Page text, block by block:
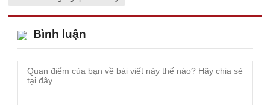
Bình luận